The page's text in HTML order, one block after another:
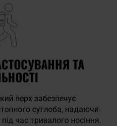
ТА
верх забезпечує
суглоба, надаючи
час тривалого носіння.